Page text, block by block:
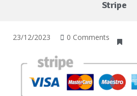
Stripe
23/12/2023 0 Comments